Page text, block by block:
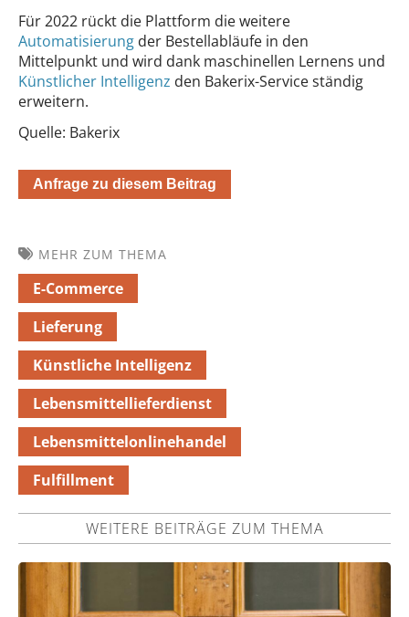
Für 2022 rückt die Plattform die weitere
Automatisierung der Bestellabläufe in den
Mittelpunkt und wird dank maschinellen Lernens und
Künstlicher Intelligenz den Bakerix-Service ständig
erweitern.
Quelle: Bakerix
Anfrage zu diesem Beitrag
MEHR ZUM THEMA
E-Commerce
Lieferung
Künstliche Intelligenz
Lebensmittellieferdienst
Lebensmittelonlinehandel
Fulfillment
WEITERE BEITRÄGE ZUM THEMA